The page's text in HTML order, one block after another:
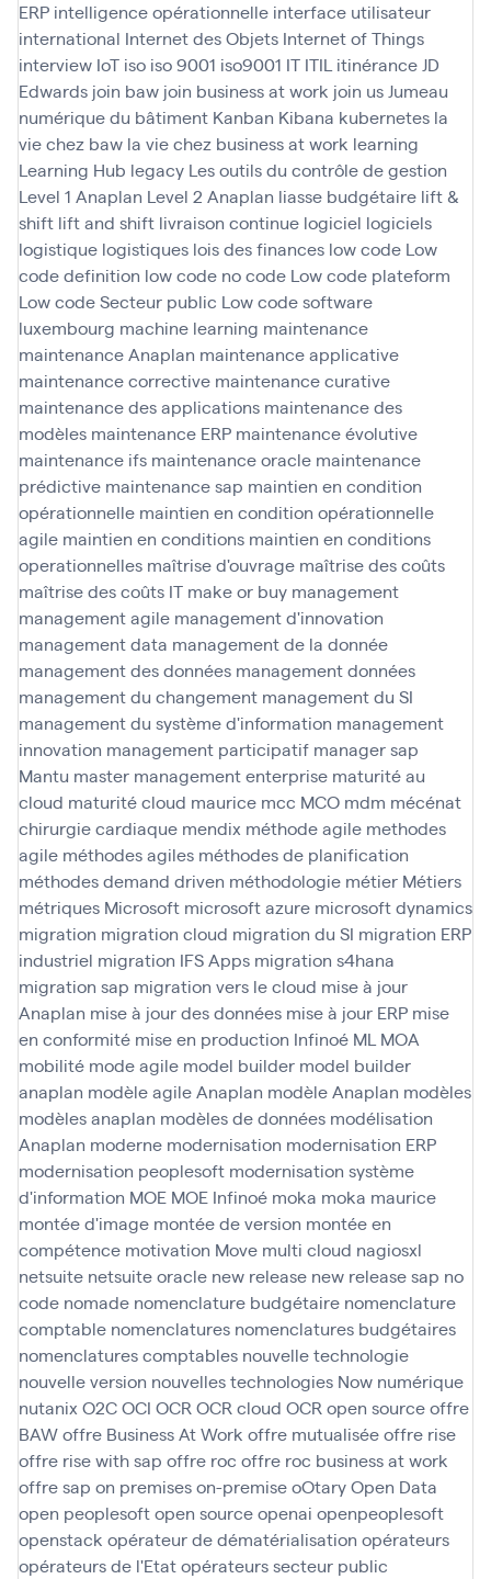
ERP intelligence opérationnelle interface utilisateur
international Internet des Objets Internet of Things
interview IoT iso iso 9001 iso9001 IT ITIL itinérance JD
Edwards join baw join business at work join us Jumeau
numérique du bâtiment Kanban Kibana kubernetes la
vie chez baw la vie chez business at work learning
Learning Hub legacy Les outils du contrôle de gestion
Level 1 Anaplan Level 2 Anaplan liasse budgétaire lift &
shift lift and shift livraison continue logiciel logiciels
logistique logistiques lois des finances low code Low
code definition low code no code Low code plateform
Low code Secteur public Low code software
luxembourg machine learning maintenance
maintenance Anaplan maintenance applicative
maintenance corrective maintenance curative
maintenance des applications maintenance des
modèles maintenance ERP maintenance évolutive
maintenance ifs maintenance oracle maintenance
prédictive maintenance sap maintien en condition
opérationnelle maintien en condition opérationnelle
agile maintien en conditions maintien en conditions
operationnelles maîtrise d'ouvrage maîtrise des coûts
maîtrise des coûts IT make or buy management
management agile management d'innovation
management data management de la donnée
management des données management données
management du changement management du SI
management du système d'information management
innovation management participatif manager sap
Mantu master management enterprise maturité au
cloud maturité cloud maurice mcc MCO mdm mécénat
chirurgie cardiaque mendix méthode agile methodes
agile méthodes agiles méthodes de planification
méthodes demand driven méthodologie métier Métiers
métriques Microsoft microsoft azure microsoft dynamics
migration migration cloud migration du SI migration ERP
industriel migration IFS Apps migration s4hana
migration sap migration vers le cloud mise à jour
Anaplan mise à jour des données mise à jour ERP mise
en conformité mise en production Infinoé ML MOA
mobilité mode agile model builder model builder
anaplan modèle agile Anaplan modèle Anaplan modèles
modèles anaplan modèles de données modélisation
Anaplan moderne modernisation modernisation ERP
modernisation peoplesoft modernisation système
d'information MOE MOE Infinoé moka moka maurice
montée d'image montée de version montée en
compétence motivation Move multi cloud nagiosxl
netsuite netsuite oracle new release new release sap no
code nomade nomenclature budgétaire nomenclature
comptable nomenclatures nomenclatures budgétaires
nomenclatures comptables nouvelle technologie
nouvelle version nouvelles technologies Now numérique
nutanix O2COCI OCR OCR cloud OCR open sourceoffre
BAWoffre Business At Work offre mutualiséeoffre rise
offre rise with sap offre roc offre roc business at work
offre sap on premiseson-premiseoOtaryOpen Data
open peoplesoftopen sourceopenai openpeoplesoft
openstack opérateur de dématérialisation opérateurs
opérateurs de l'Etatopérateurs secteur public